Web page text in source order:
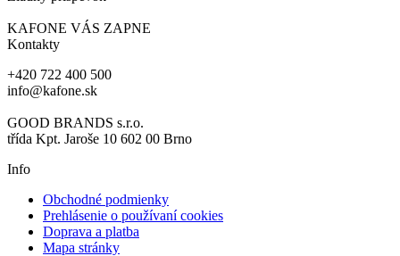
KAFONE VÁS ZAPNE
Kontakty
+420 722 400 500
info@kafone.sk
GOOD BRANDS s.r.o.
třída Kpt. Jaroše 10 602 00 Brno
Info
Obchodné podmienky
Prehlásenie o používaní cookies
Doprava a platba
Mapa stránky